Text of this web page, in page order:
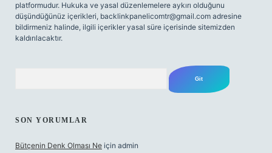
platformudur. Hukuka ve yasal düzenlemelere aykırı olduğunu
düşündüğünüz içerikleri, backlinkpanelicomtr@gmail.com adresine
bildirmeniz halinde, ilgili içerikler yasal süre içerisinde sitemizden
kaldırılacaktır.
SON YORUMLAR
Bütçenin Denk Olması Ne için admin